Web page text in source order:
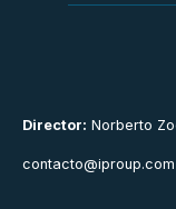
Director: Norberto
contacto@iproup.com